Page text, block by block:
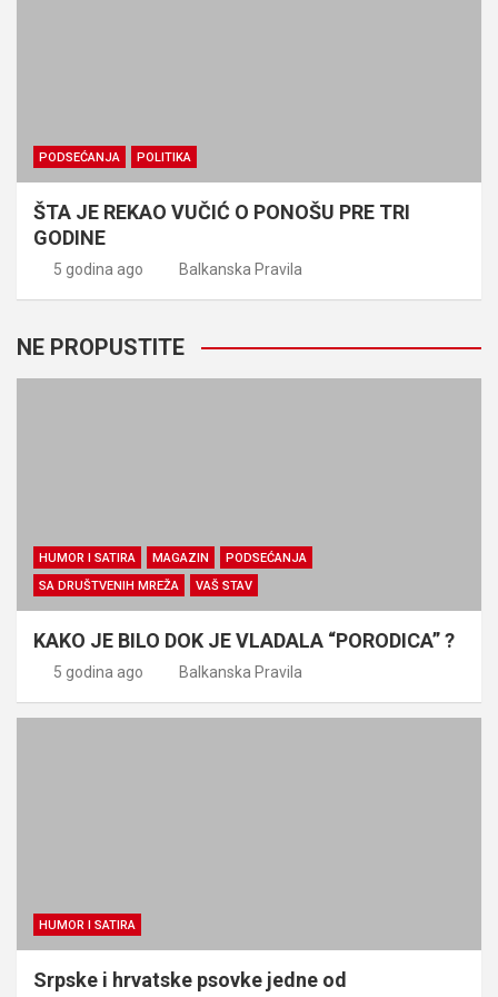
PODSEĆANJA POLITIKA
ŠTA JE REKAO VUČIĆ O PONOŠU PRE TRI
GODINE
5 godina ago Balkanska Pravila
NE PROPUSTITE
HUMOR I SATIRA MAGAZIN
PODSEĆANJA
SA DRUŠTVENIH MREŽA
VAŠ STAV
KAKO JE BILO DOK JE VLADALA “PORODICA” ?
5 godina ago Balkanska Pravila
HUMOR I SATIRA
Srpske i hrvatske psovke jedne od